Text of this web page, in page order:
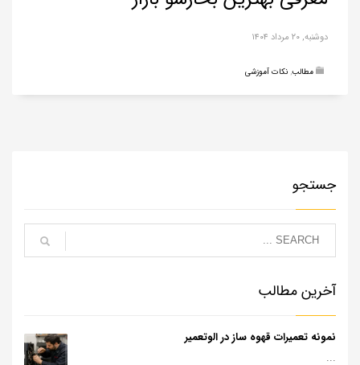
دوشنبه, ۲۰ مرداد ۱۴۰۴
مطالب, نکات آموزشی
جستجو
آخرین مطالب
نمونه تعمیرات قهوه ساز در الوتعمیر
...